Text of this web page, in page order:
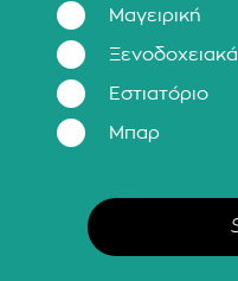
Μαγειρική
Ξενοδοχειακά
Εστιατόριο
Μπαρ